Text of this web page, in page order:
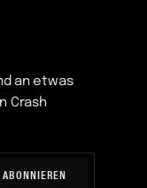
an etwas
Crash
ABONNIEREN